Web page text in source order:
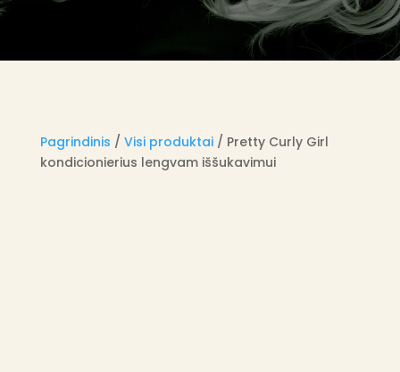
Pagrindinis / Visi produktai/ Pretty Curly Girl
kondicionierius lengvam iššukavimui